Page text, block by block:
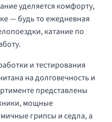
уделяется комфорту,
— будь то ежедневная
катание по
и тестирования
на долговечность и
представлены
мощные
грипсы и седла, а